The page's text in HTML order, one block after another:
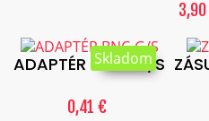
ADAPTÉR BNC-G/S
0,41 €
Skladom